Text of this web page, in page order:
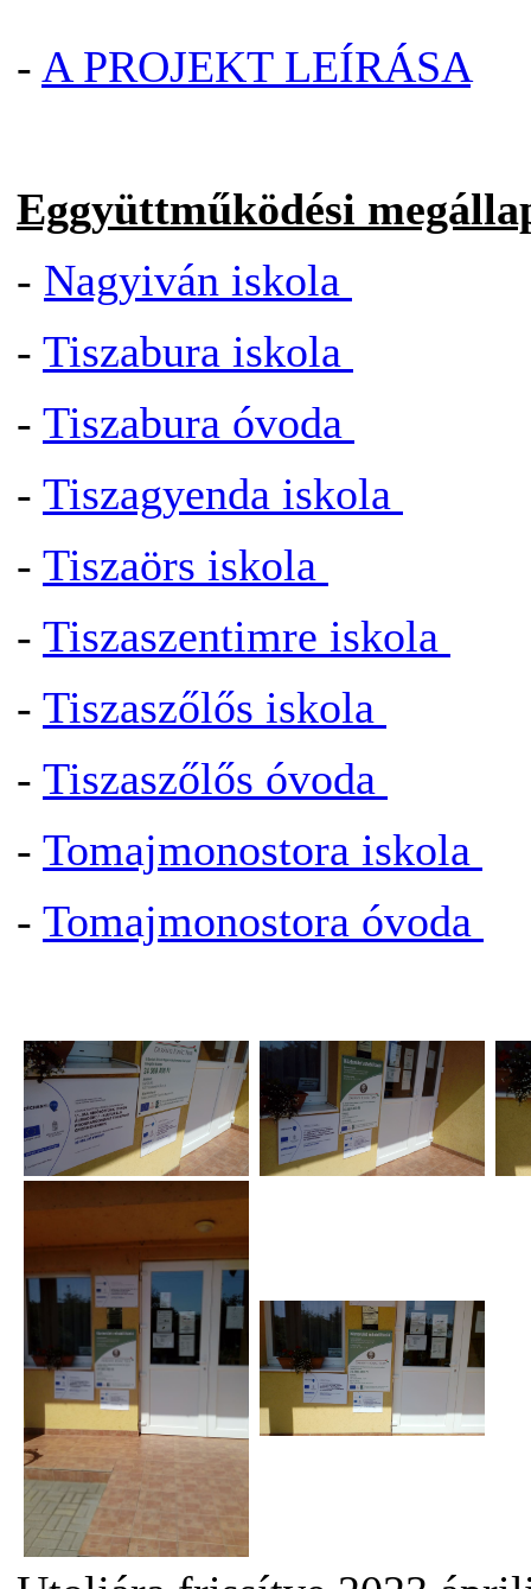
- A PROJEKT LEÍRÁSA
Eggyüttműködési
- Nagyiván iskola
- Tiszabura iskola
- Tiszabura óvoda
- Tiszagyenda iskola
- Tiszaörs iskola
- Tiszaszentimre iskola
- Tiszaszőlős iskola
- Tiszaszőlős óvoda
- Tomajmonostora iskola
- Tomajmonostora óvoda